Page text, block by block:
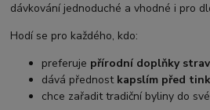
dávkování jednoduché a vhodné i pro
Hodí se pro každého, kdo:
preferuje přírodní doplňky
dává přednost kapslím před
chce zařadit tradiční byliny do